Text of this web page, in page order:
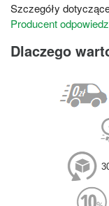
Szczegóły
Producent
Dlaczego